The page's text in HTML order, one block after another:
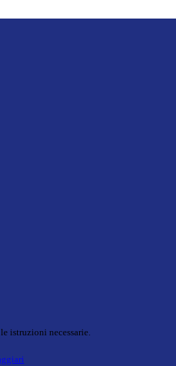
istruzioni necessarie.